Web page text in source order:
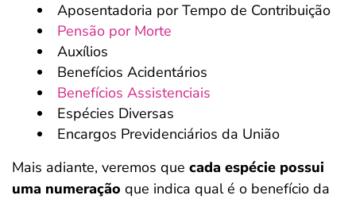
Aposentadoria por Tempo de Contribuição
Pensão por Morte
Auxílios
Benefícios Acidentários
Benefícios Assistenciais
Espécies Diversas
Encargos Previdenciários da União
Mais adiante, veremos que cada espécie possui
uma numeração que indica qual é o benefício da